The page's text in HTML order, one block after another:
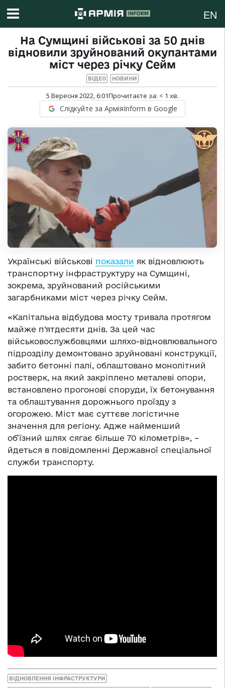
EN
На Сумщині військові за 50 днів
відновили зруйнований окупантами
міст через річку Сейм
ВІДЕО НОВИНИ
5 Вересня 2022, 6:01Прочитаєте за: < 1 хв.
Слідкуйте за АрміяInform в Google
Українські військові показали як відновлюють
транспортну інфраструктуру на Сумщині,
зокрема, зруйнований російськими
загарбниками міст через річку Сейм.
«Капітальна відбудова мосту тривала протягом
майже п’ятдесяти днів. За цей час
військовослужбовцями шляхо-відновлювального
підрозділу демонтовано зруйновані конструкції,
забито бетонні палі, облаштовано монолітний
ростверк, на який закріплено металеві опори,
встановлено прогонові споруди, їх бетонування
та облаштування дорожнього проїзду з
огорожею. Міст має суттєве логістичне
значення для регіону. Адже найменший
об’їзний шлях сягає більше 70 кілометрів», –
йдеться в повідомленні Державної спеціальної
служби транспорту.
ВІДНОВЛЕННЯ ІНФРАСТРУКТУРИ